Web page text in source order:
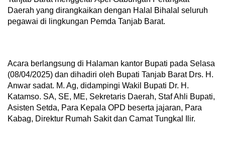
Daerah yang dirangkaikan dengan Halal Bihalal seluruh
pegawai di lingkungan Pemda Tanjab Barat.
Acara berlangsung di Halaman kantor Bupati pada Selasa
(08/04/2025) dan dihadiri oleh Bupati Tanjab Barat Drs. H.
Anwar sadat. M. Ag, didampingi Wakil Bupati Dr. H.
Katamso. SA, SE, ME, Sekretaris Daerah, Staf Ahli Bupati,
Asisten Setda, Para Kepala OPD beserta jajaran, Para
Kabag, Direktur Rumah Sakit dan Camat Tungkal Ilir.